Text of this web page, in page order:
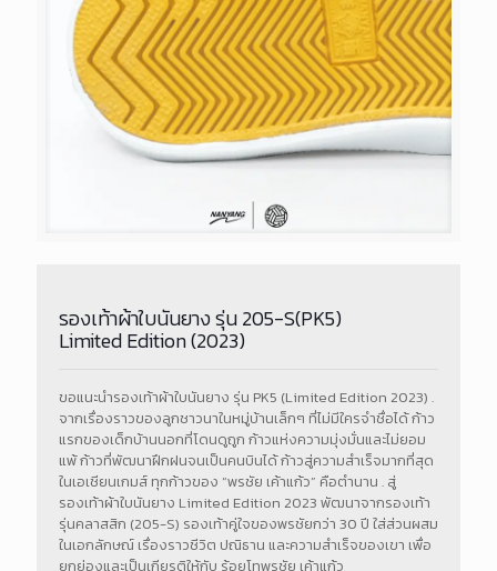
รองเท้าผ้าใบนันยาง รุ่น 205-S(PK5)
Limited Edition (2023)
ขอแนะนำรองเท้าผ้าใบนันยาง รุ่น PK5 (Limited Edition 2023) .
จากเรื่องราวของลูกชาวนาในหมู่บ้านเล็กๆ ที่ไม่มีใครจำชื่อได้ ก้าว
แรกของเด็กบ้านนอกที่โดนดูถูก ก้าวแห่งความมุ่งมั่นและไม่ยอม
แพ้ ก้าวที่พัฒนาฝึกฝนจนเป็นคนบินได้ ก้าวสู่ความสำเร็จมากที่สุด
ในเอเชียนเกมส์ ทุกก้าวของ “พรชัย เค้าแก้ว” คือตำนาน . สู่
รองเท้าผ้าใบนันยาง Limited Edition 2023 พัฒนาจากรองเท้า
รุ่นคลาสสิก (205-S) รองเท้าคู่ใจของพรชัยกว่า 30 ปี ใส่ส่วนผสม
ในเอกลักษณ์ เรื่องราวชีวิต ปณิธาน และความสำเร็จของเขา เพื่อ
ยกย่องและเป็นเกียรติให้กับ ร้อยโทพรชัย เค้าแก้ว